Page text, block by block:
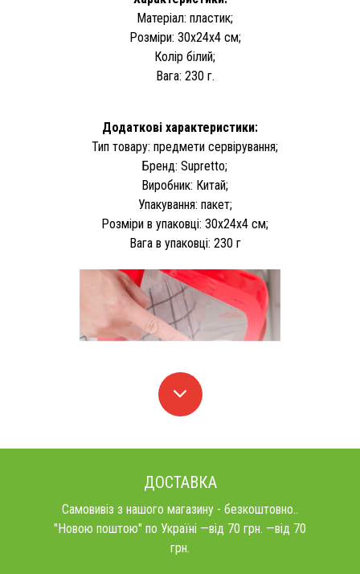
Матеріал: пластик;
Розміри: 30х24х4 см;
Колір білий;
Вага: 230 г.
Додаткові характеристики:
Тип товару: предмети сервірування;
Бренд: Supretto;
Виробник: Китай;
Упакування: пакет;
Розміри в упаковці: 30х24х4 см;
Вага в упаковці: 230 г
ДОСТАВКА
Самовивіз з нашого магазину - безкоштовно..
"Новою поштою" по Україні —від 70 грн. —від 70
грн.